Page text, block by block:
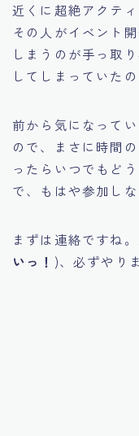
近くに超絶アクテ
その人がイベント
しまうのが手っ取
してしまっていた
前から気になって
ので、まさに時間
ったらいつでもど
で、もはや参加し
まずは連絡ですね
いっ！ )、必ずやり